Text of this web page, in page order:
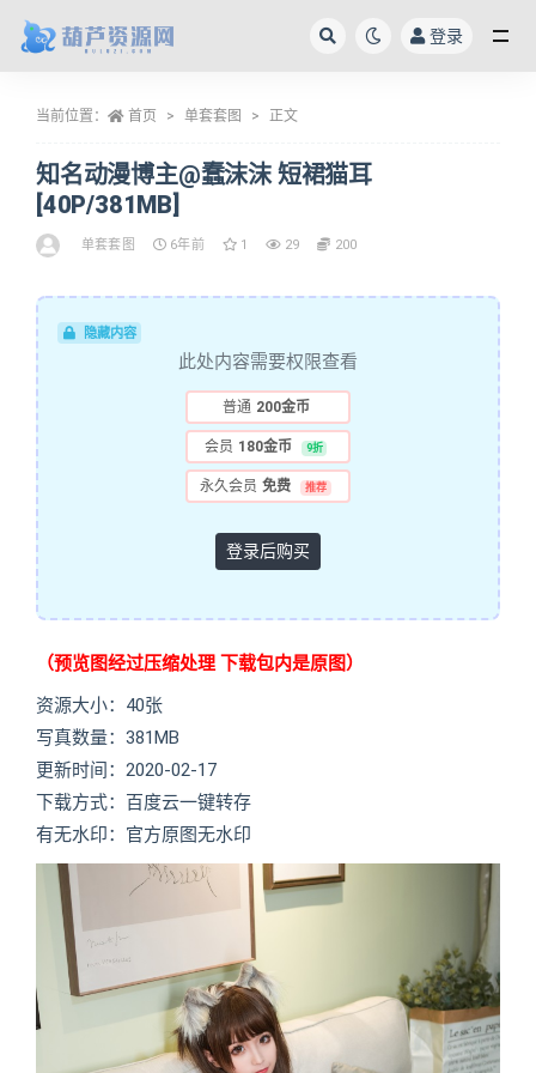
登录
当前位置： 首页 单套套图 正文
知名动漫博主@蠢沫沫 短裙猫耳
[40P/381MB]
单套套图 6年前 1 29 200
隐藏内容
此处内容需要权限查看
普通 200金币
会员 180金币 9折
永久会员 免费 推荐
登录后购买
（预览图经过压缩处理 下载包内是原图）
资源大小：40张
写真数量：381MB
更新时间：2020-02-17
下载方式：百度云一键转存
有无水印：官方原图无水印